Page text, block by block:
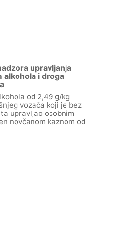
upravljanja
alkohola i droga
od 2,49 g/kg
vozača koji je bez
upravljao osobnim
novčanom kaznom od